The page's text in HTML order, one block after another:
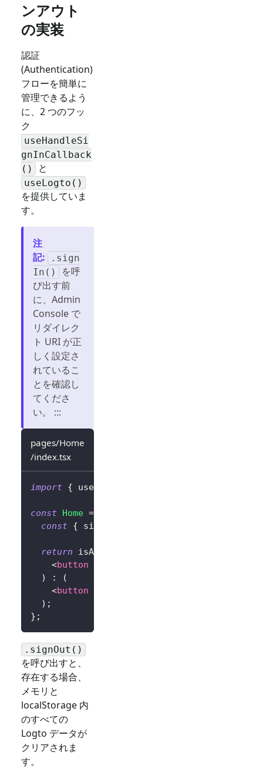
ンアウト
の実装
認証
(Authentication)
フローを簡単に
管理できるよう
に、2 つのフッ
ク
useHandleSi
gnInCallback
()
と
useLogto()
を提供していま
す。
注
記:
.sign
In()
を呼
び出す前
に、Admin
Console で
リダイレク
ト URI が正
しく設定さ
れているこ
とを確認し
てくださ
い。 :::
pages/Home
/index.tsx
import { useLogto
const Home =
const { signIn
return isAuthenticated
<button
)
:
(
<button
) ;
} ;
.signOut()
を呼び出すと、
存在する場合、
メモリと
localStorage 内
のすべての
Logto データが
クリアされま
す。